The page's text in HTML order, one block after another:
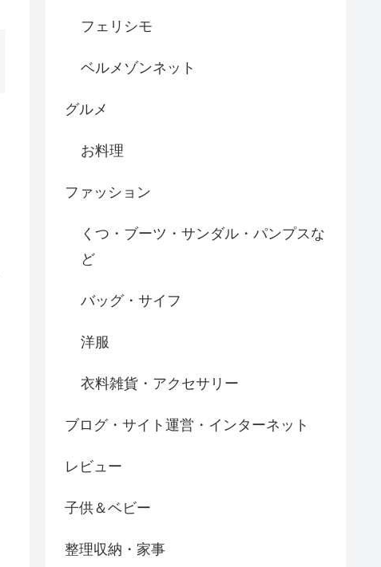
フェリシモ
ベルメゾンネット
グルメ
お料理
ファッション
くつ・ブーツ・サンダル・パンプスな
ど
バッグ・サイフ
洋服
衣料雑貨・アクセサリー
ブログ・サイト運営・インターネット
レビュー
子供＆ベビー
整理収納・家事